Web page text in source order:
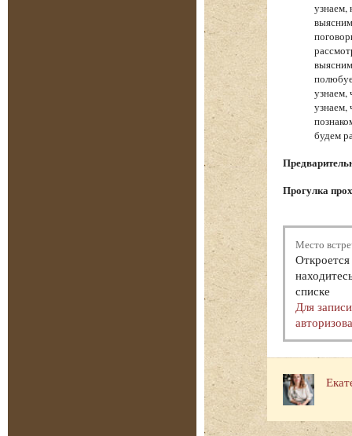
узнаем,
узнаем,
будем
Прогулка
Место
списке
Для